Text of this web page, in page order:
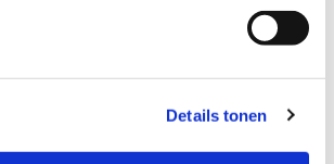
Details tonen
volgens het concept
buitenspelen'.